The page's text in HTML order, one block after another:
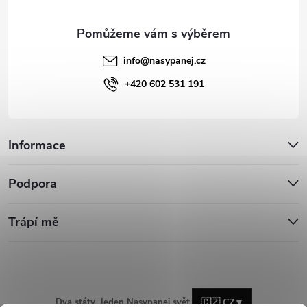
Informace
Podpora
Trápí mě
info@nasypanej.cz
+420 602 531 191
Dva státy. Jeden Nasypanej svět. 🇨🇿 CZ▼